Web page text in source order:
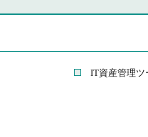
IT資産管理ツ